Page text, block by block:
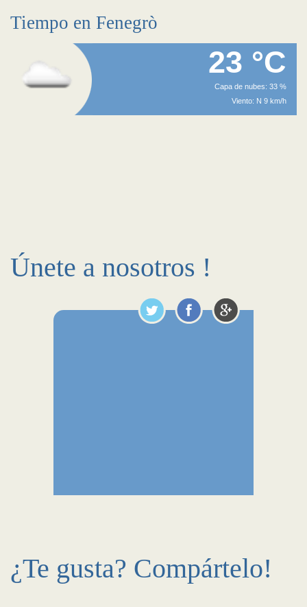
Tiempo en Fenegrò
23 °C
Capa de nubes: 33 %
Viento: N 9 km/h
Únete a nosotros !
¿Te gusta? Compártelo!